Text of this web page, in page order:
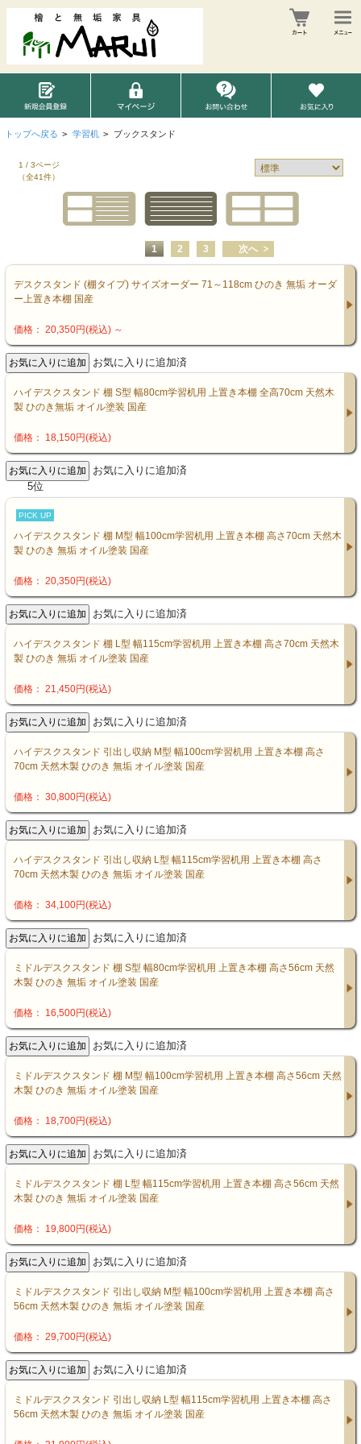
トップへ戻る > 学習机 > ブックスタンド
1 / 3ページ
（全41件）
1 2 3 次へ
デスクスタンド (棚タイプ) サイズオーダー 71～118cm ひのき 無垢 オーダ
ー上置き本棚 国産
価格： 20,350円(税込) ～
お気に入りに追加済
ハイデスクスタンド 棚 S型 幅80cm学習机用 上置き本棚 全高70cm 天然木
製 ひのき無垢 オイル塗装 国産
価格： 18,150円(税込)
お気に入りに追加済
5位
PICK UP
ハイデスクスタンド 棚 M型 幅100cm学習机用 上置き本棚 高さ70cm 天然木
製 ひのき 無垢 オイル塗装 国産
価格： 20,350円(税込)
お気に入りに追加済
ハイデスクスタンド 棚 L型 幅115cm学習机用 上置き本棚 高さ70cm 天然木
製 ひのき 無垢 オイル塗装 国産
価格： 21,450円(税込)
お気に入りに追加済
ハイデスクスタンド 引出し収納 M型 幅100cm学習机用 上置き本棚 高さ
70cm 天然木製 ひのき 無垢 オイル塗装 国産
価格： 30,800円(税込)
お気に入りに追加済
ハイデスクスタンド 引出し収納 L型 幅115cm学習机用 上置き本棚 高さ
70cm 天然木製 ひのき 無垢 オイル塗装 国産
価格： 34,100円(税込)
お気に入りに追加済
ミドルデスクスタンド 棚 S型 幅80cm学習机用 上置き本棚 高さ56cm 天然
木製 ひのき 無垢 オイル塗装 国産
価格： 16,500円(税込)
お気に入りに追加済
ミドルデスクスタンド 棚 M型 幅100cm学習机用 上置き本棚 高さ56cm 天然
木製 ひのき 無垢 オイル塗装 国産
価格： 18,700円(税込)
お気に入りに追加済
ミドルデスクスタンド 棚 L型 幅115cm学習机用 上置き本棚 高さ56cm 天然
木製 ひのき 無垢 オイル塗装 国産
価格： 19,800円(税込)
お気に入りに追加済
ミドルデスクスタンド 引出し収納 M型 幅100cm学習机用 上置き本棚 高さ
56cm 天然木製 ひのき 無垢 オイル塗装 国産
価格： 29,700円(税込)
お気に入りに追加済
ミドルデスクスタンド 引出し収納 L型 幅115cm学習机用 上置き本棚 高さ
56cm 天然木製 ひのき 無垢 オイル塗装 国産